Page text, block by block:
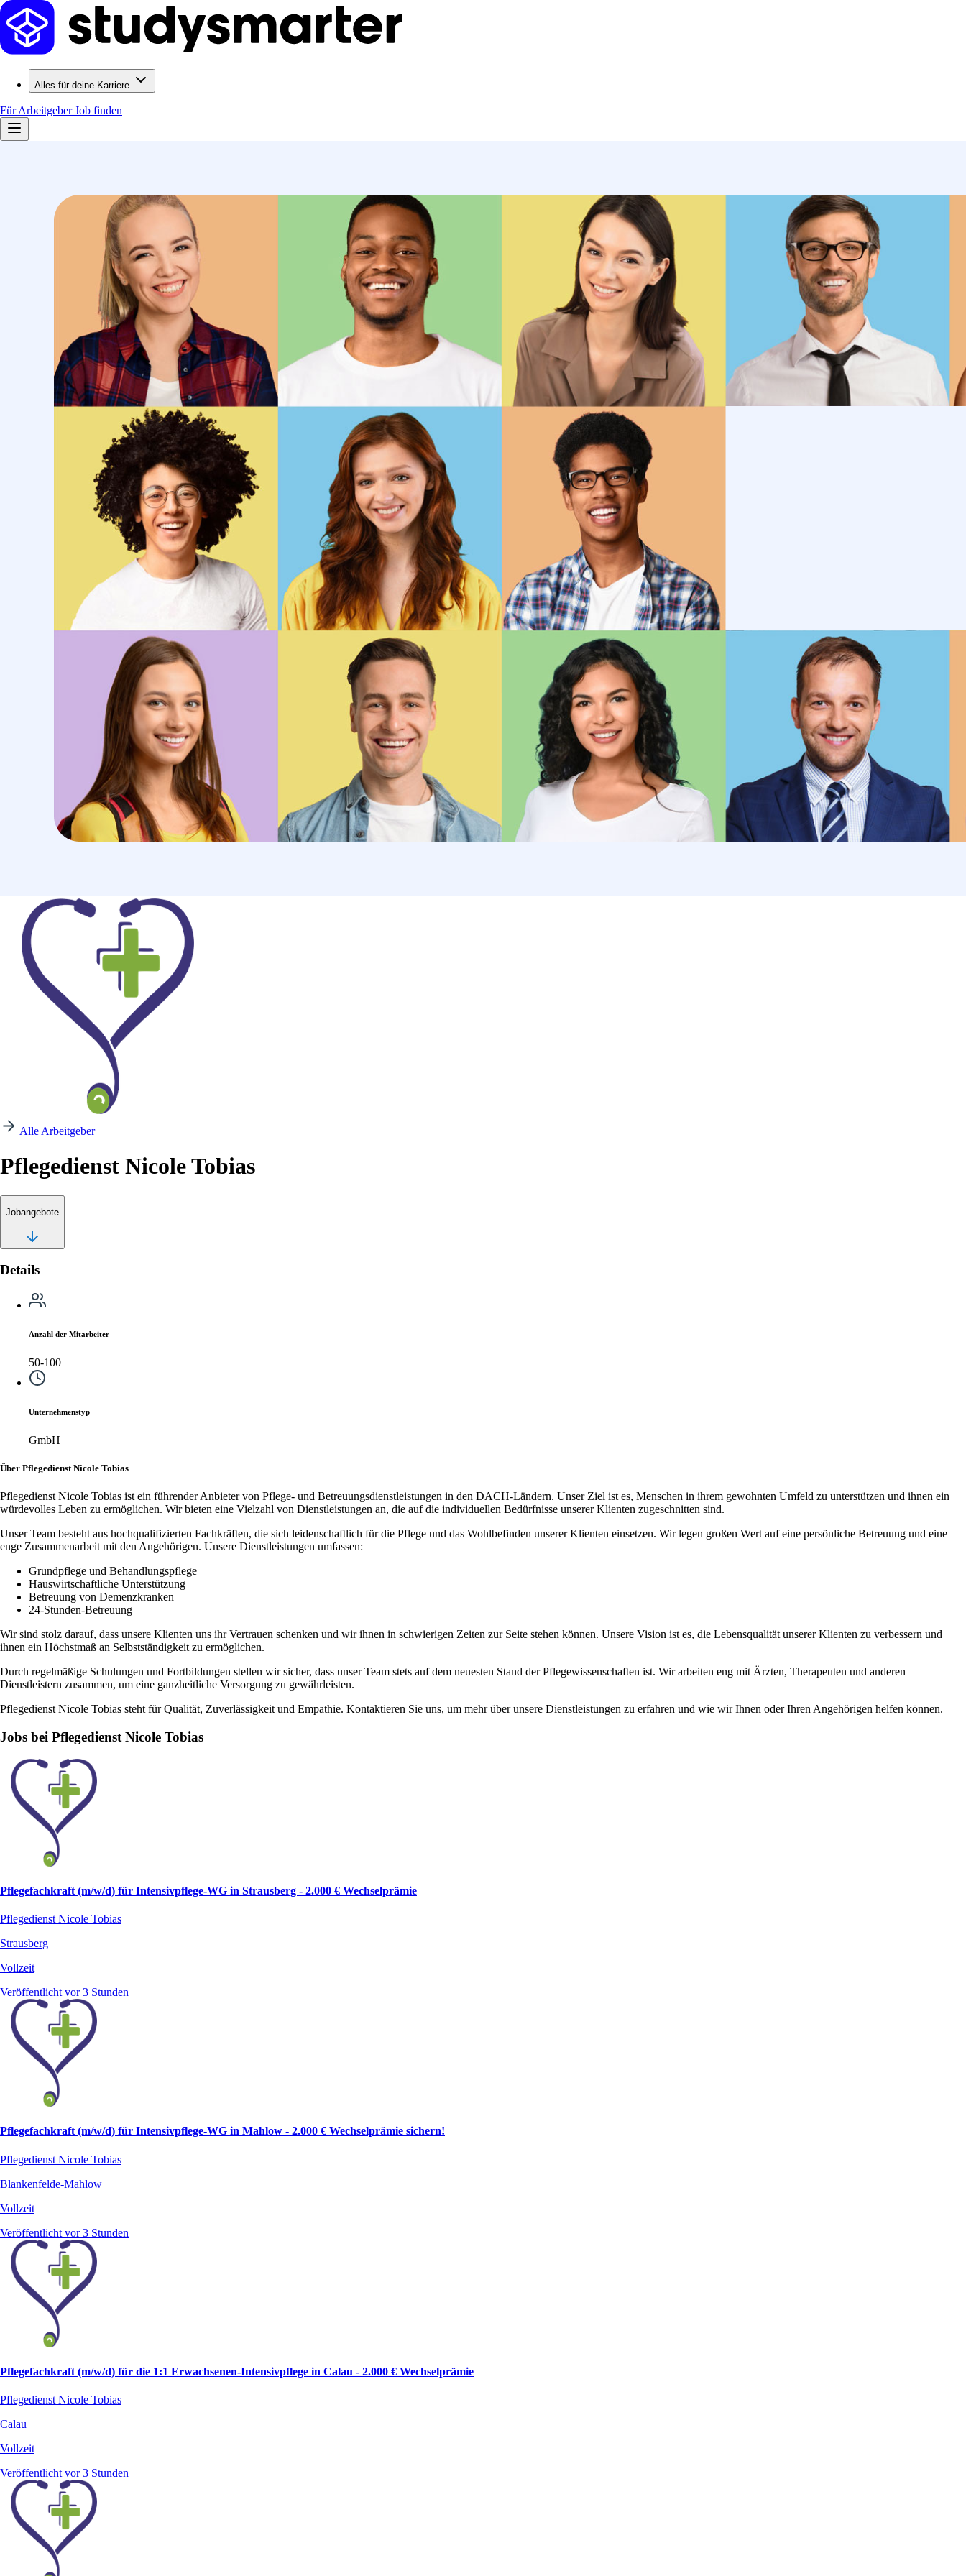
Alles für deine Karriere
Für ArbeitgeberJob finden
Alle Arbeitgeber
Pflegedienst Nicole Tobias
Jobangebote
Details
Anzahl der Mitarbeiter
50-100
Unternehmenstyp
GmbH
Über Pflegedienst Nicole Tobias
Pflegedienst Nicole Tobias ist ein führender Anbieter von Pflege- und Betreuungsdienstleistungen in den DACH-Ländern. Unser Ziel ist es, Menschen in ihrem gewohnten Umfeld zu unterstützen und ihnen ein
würdevolles Leben zu ermöglichen. Wir bieten eine Vielzahl von Dienstleistungen an, die auf die individuellen Bedürfnisse unserer Klienten zugeschnitten sind.
Unser Team besteht aus hochqualifizierten Fachkräften, die sich leidenschaftlich für die Pflege und das Wohlbefinden unserer Klienten einsetzen. Wir legen großen Wert auf eine persönliche Betreuung und eine
enge Zusammenarbeit mit den Angehörigen. Unsere Dienstleistungen umfassen:
Grundpflege und Behandlungspflege
Hauswirtschaftliche Unterstützung
Betreuung von Demenzkranken
24-Stunden-Betreuung
Wir sind stolz darauf, dass unsere Klienten uns ihr Vertrauen schenken und wir ihnen in schwierigen Zeiten zur Seite stehen können. Unsere Vision ist es, die Lebensqualität unserer Klienten zu verbessern und
ihnen ein Höchstmaß an Selbstständigkeit zu ermöglichen.
Durch regelmäßige Schulungen und Fortbildungen stellen wir sicher, dass unser Team stets auf dem neuesten Stand der Pflegewissenschaften ist. Wir arbeiten eng mit Ärzten, Therapeuten und anderen
Dienstleistern zusammen, um eine ganzheitliche Versorgung zu gewährleisten.
Pflegedienst Nicole Tobias steht für Qualität, Zuverlässigkeit und Empathie. Kontaktieren Sie uns, um mehr über unsere Dienstleistungen zu erfahren und wie wir Ihnen oder Ihren Angehörigen helfen können.
Jobs bei Pflegedienst Nicole Tobias
Pflegefachkraft (m/w/d) für Intensivpflege-WG in Strausberg - 2.000 € Wechselprämie
Pflegedienst Nicole Tobias
Strausberg
Vollzeit
Veröffentlicht vor 3 Stunden
Pflegefachkraft (m/w/d) für Intensivpflege-WG in Mahlow - 2.000 € Wechselprämie sichern!
Pflegedienst Nicole Tobias
Blankenfelde-Mahlow
Vollzeit
Veröffentlicht vor 3 Stunden
Pflegefachkraft (m/w/d) für die 1:1 Erwachsenen-Intensivpflege in Calau - 2.000 € Wechselprämie
Pflegedienst Nicole Tobias
Calau
Vollzeit
Veröffentlicht vor 3 Stunden